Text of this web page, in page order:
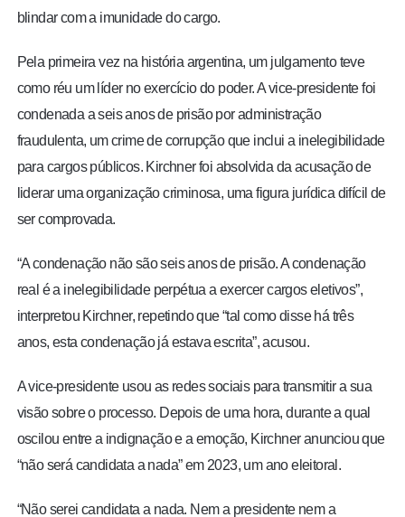
blindar com a imunidade do cargo.
Pela primeira vez na história argentina, um julgamento teve
como réu um líder no exercício do poder. A vice-presidente foi
condenada a seis anos de prisão por administração
fraudulenta, um crime de corrupção que inclui a inelegibilidade
para cargos públicos. Kirchner foi absolvida da acusação de
liderar uma organização criminosa, uma figura jurídica difícil de
ser comprovada.
“A condenação não são seis anos de prisão. A condenação
real é a inelegibilidade perpétua a exercer cargos eletivos”,
interpretou Kirchner, repetindo que “tal como disse há três
anos, esta condenação já estava escrita”, acusou.
A vice-presidente usou as redes sociais para transmitir a sua
visão sobre o processo. Depois de uma hora, durante a qual
oscilou entre a indignação e a emoção, Kirchner anunciou que
“não será candidata a nada” em 2023, um ano eleitoral.
“Não serei candidata a nada. Nem a presidente nem a